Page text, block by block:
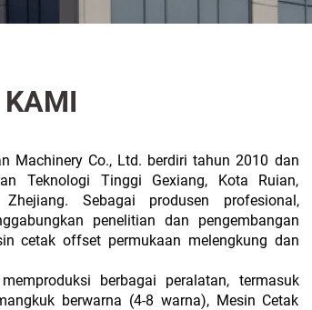
Machinery Co., Ltd. berdiri tahun 2010 dan
Teknologi Tinggi Gexiang, Kota Ruian,
Sebagai produsen profesional,
penelitian dan pengembangan
cetak offset permukaan melengkung dan
berbagai peralatan, termasuk
berwarna (4-8 warna), Mesin Cetak